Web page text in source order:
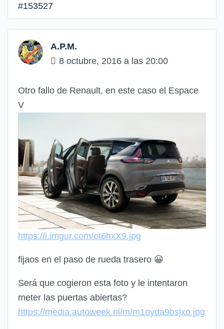
#153527
A.P.M.
8 octubre, 2016 a las 20:00
Otro fallo de Renault, en este caso el Espace
V
https://i.imgur.com/ot6hxX9.jpg
fijaos en el paso de rueda trasero 😀
Será que cogieron esta foto y le intentaron
meter las puertas abiertas?
https://media.autoweek.nl/m/m1oyda9bsjxo.jpg